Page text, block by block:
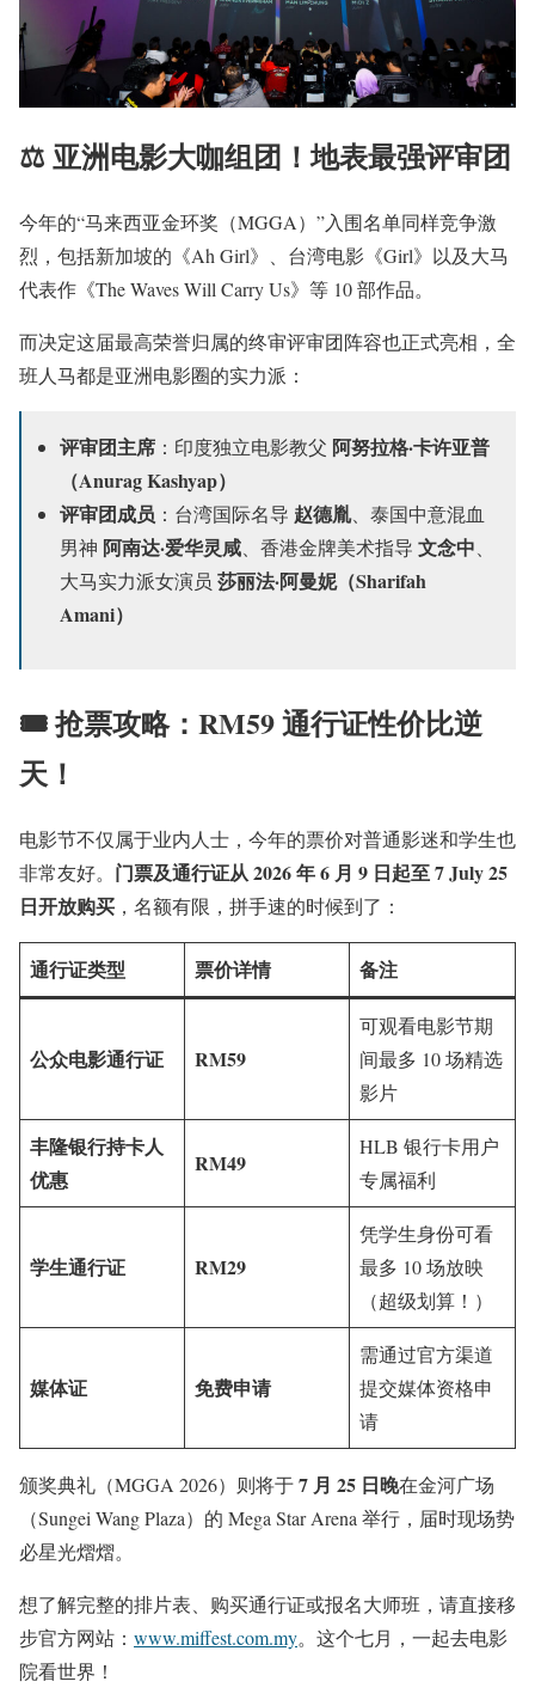
⚖️ 亚洲电影大咖组团！地表最强评审团
今年的“马来西亚金环奖（MGGA）”入围名单同样竞争激
烈，包括新加坡的《Ah Girl》、台湾电影《Girl》以及大马
代表作《The Waves Will Carry Us》等 10 部作品。
而决定这届最高荣誉归属的终审评审团阵容也正式亮相，全
班人马都是亚洲电影圈的实力派：
评审团主席 ：印度独立电影教父 阿努拉格·卡许亚普
（Anurag Kashyap）
评审团成员 ：台湾国际名导 赵德胤、泰国中意混血
男神 阿南达·爱华灵咸 、香港金牌美术指导 文念中
大马实力派女演员 莎丽法·阿曼妮（Sharifah
Amani）
🎟 抢票攻略：RM59 通行证性价比逆
天！
电影节不仅属于业内人士，今年的票价对普通影迷和学生也
非常友好。 门票及通行证从 2026 年 6 月 9 日起至 7 July 25
日开放购买 ，名额有限，拼手速的时候到了：
通行证类型 票价详情 备注
公众电影通行证 RM59
可观看电影节期
间最多 10 场精选
影片
丰隆银行持卡人
优惠
RM49
HLB 银行卡用户
专属福利
学生通行证 RM29
凭学生身份可看
最多 10 场放映
（超级划算！）
媒体证 免费申请
需通过官方渠道
提交媒体资格申
请
颁奖典礼（MGGA 2026）则将于7 月 25 日晚在金河广场
（Sungei Wang Plaza）的 Mega Star Arena 举行，届时现场势
必星光熠熠。
想了解完整的排片表、购买通行证或报名大师班，请直接移
步官方网站： www.miffest.com.my。这个七月，一起去电影
院看世界！